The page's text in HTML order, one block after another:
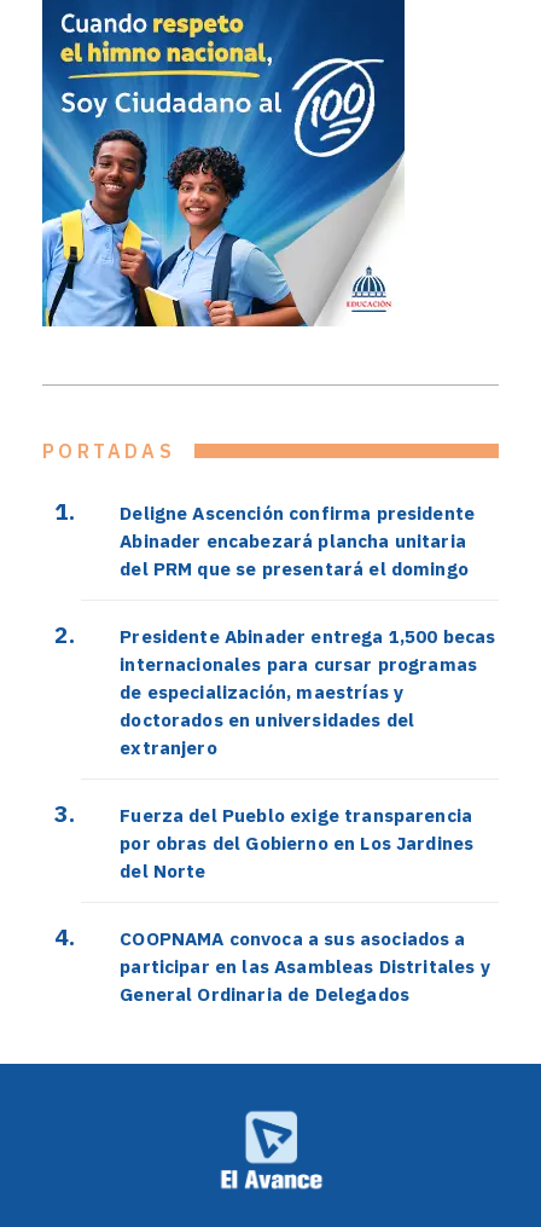
PORTADAS
Deligne Ascención confirma presidente
Abinader encabezará plancha unitaria
del PRM que se presentará el domingo
Presidente Abinader entrega 1,500 becas
internacionales para cursar programas
de especialización, maestrías y
doctorados en universidades del
extranjero
Fuerza del Pueblo exige transparencia
por obras del Gobierno en Los Jardines
del Norte
COOPNAMA convoca a sus asociados a
participar en las Asambleas Distritales y
General Ordinaria de Delegados